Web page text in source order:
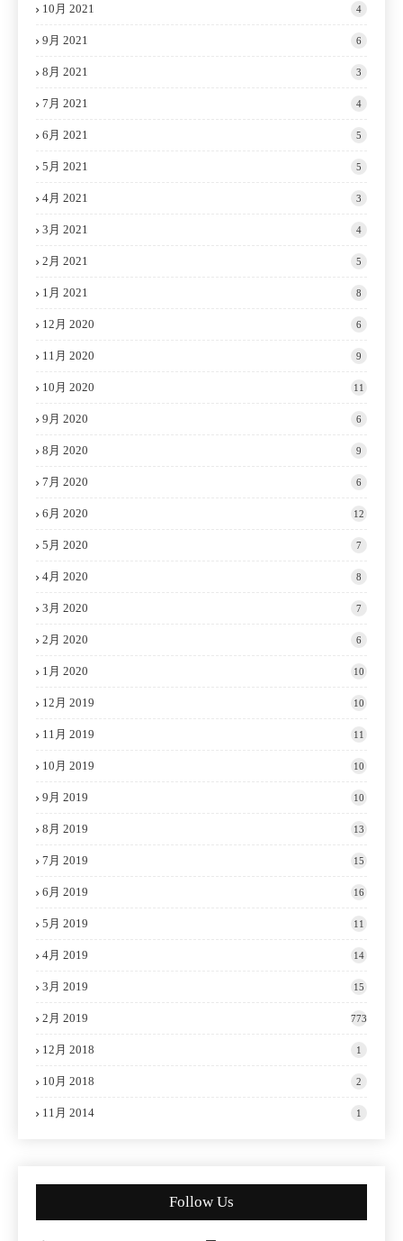
10月 2021 4
9月 2021 6
8月 2021 3
7月 2021 4
6月 2021 5
5月 2021 5
4月 2021 3
3月 2021 4
2月 2021 5
1月 2021 8
12月 2020 6
11月 2020 9
10月 2020 11
9月 2020 6
8月 2020 9
7月 2020 6
6月 2020 12
5月 2020 7
4月 2020 8
3月 2020 7
2月 2020 6
1月 2020 10
12月 2019 10
11月 2019 11
10月 2019 10
9月 2019 10
8月 2019 13
7月 2019 15
6月 2019 16
5月 2019 11
4月 2019 14
3月 2019 15
2月 2019 773
12月 2018 1
10月 2018 2
11月 2014 1
Follow Us